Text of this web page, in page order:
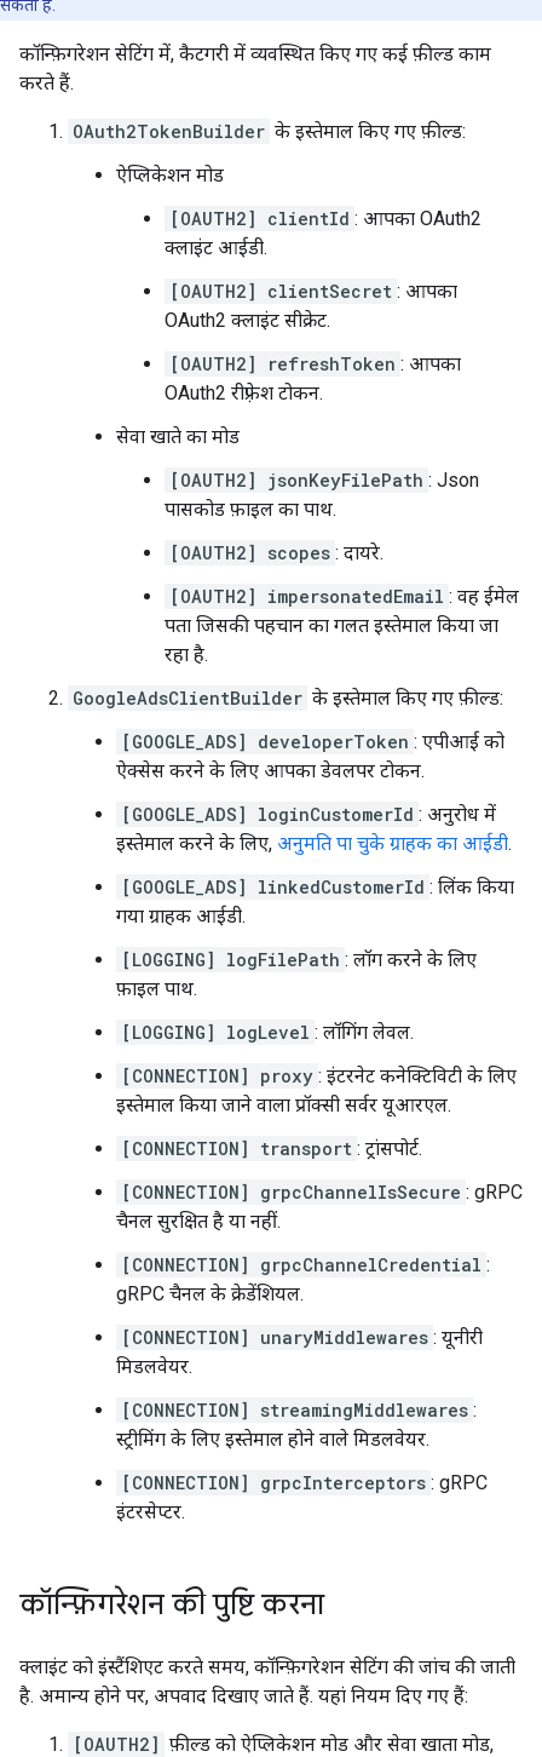
सकता है.
कॉन्फ़िगरेशन सेटिंग में, कैटगरी में व्यवस्थित किए गए कई फ़ील्ड काम
करते हैं.
OAuth2TokenBuilder के इस्तेमाल किए गए फ़ील्ड:
ऐप्लिकेशन मोड
[OAUTH2] clientId : आपका OAuth2
क्लाइंट आईडी.
[OAUTH2] clientSecret : आपका
OAuth2 क्लाइंट सीक्रेट.
[OAUTH2] refreshToken : आपका
OAuth2 रीफ़्रेश टोकन.
सेवा खाते का मोड
[OAUTH2] jsonKeyFilePath : Json
पासकोड फ़ाइल का पाथ.
[OAUTH2] scopes : दायरे.
[OAUTH2] impersonatedEmail : वह ईमेल
पता जिसकी पहचान का गलत इस्तेमाल किया जा
रहा है.
GoogleAdsClientBuilder के इस्तेमाल किए गए फ़ील्ड:
[GOOGLE_ADS] developerToken : एपीआई को
ऐक्सेस करने के लिए आपका डेवलपर टोकन.
[GOOGLE_ADS] loginCustomerId : अनुरोध में
इस्तेमाल करने के लिए, अनुमति पा चुके ग्राहक का आईडी.
[GOOGLE_ADS] linkedCustomerId : लिंक किया
गया ग्राहक आईडी.
[LOGGING] logFilePath : लॉग करने के लिए
फ़ाइल पाथ.
[LOGGING] logLevel : लॉगिंग लेवल.
[CONNECTION] proxy : इंटरनेट कनेक्टिविटी के लिए
इस्तेमाल किया जाने वाला प्रॉक्सी सर्वर यूआरएल.
[CONNECTION] transport : ट्रांसपोर्ट.
[CONNECTION] grpcChannelIsSecure : gRPC
चैनल सुरक्षित है या नहीं.
[CONNECTION] grpcChannelCredential :
gRPC चैनल के क्रेडेंशियल.
[CONNECTION] unaryMiddlewares : यूनीरी
मिडलवेयर.
[CONNECTION] streamingMiddlewares :
स्ट्रीमिंग के लिए इस्तेमाल होने वाले मिडलवेयर.
[CONNECTION] grpcInterceptors : gRPC
इंटरसेप्टर.
कॉन्फ़िगरेशन की पुष्टि करना
क्लाइंट को इंस्टैंशिएट करते समय, कॉन्फ़िगरेशन सेटिंग की जांच की जाती
है. अमान्य होने पर, अपवाद दिखाए जाते हैं. यहां नियम दिए गए हैं:
[OAUTH2] फ़ील्ड को ऐप्लिकेशन मोड और सेवा खाता मोड,